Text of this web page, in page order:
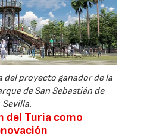
del proyecto ganador de la
de San Sebastián de
Sevilla.
del Turia como